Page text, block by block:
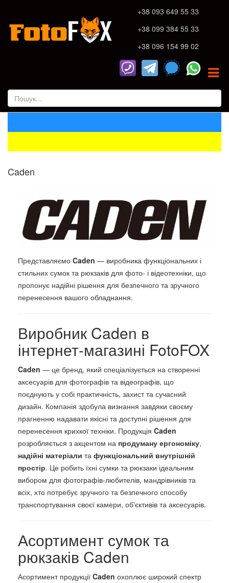
+38 093 649 55 33
+38 099 384 55 33
+38 096 154 99 02
Caden
Представляємо Caden — виробника функціональних і
стильних сумок та рюкзаків для фото- і відеотехніки, що
пропонує надійні рішення для безпечного та зручного
перенесення вашого обладнання.
Виробник Caden в
інтернет-магазині FotoFOX
Caden — це бренд, який спеціалізується на створенні
аксесуарів для фотографів та відеографів, що
поєднують у собі практичність, захист та сучасний
дизайн. Компанія здобула визнання завдяки своєму
прагненню надавати якісні та доступні рішення для
перенесення крихкої техніки. Продукція Caden
розробляється з акцентом на продуману ергономіку,
надійні матеріали та функціональний внутрішній
простір. Це робить їхні сумки та рюкзаки ідеальним
вибором для фотографів-любителів, мандрівників та
всіх, хто потребує зручного та безпечного способу
транспортування своєї камери, об'єктивів та аксесуарів.
Асортимент сумок та
рюкзаків Caden
Асортимент продукції Caden охоплює широкий спектр